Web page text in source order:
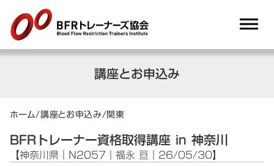
講座とお申込み
ホーム/講座とお申込み/関東
BFRトレーナー資格取得講座 in 神奈川
【神奈川県｜N2057｜福永 亘｜26/05/30】
dehaze